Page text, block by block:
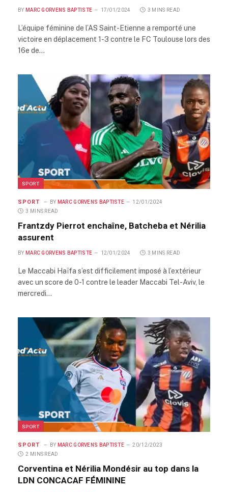
BY MARC GORVENS BAPTISTE 17/01/2024 3 MINS READ
L’équipe féminine de l’AS Saint-Etienne a remporté une
victoire en déplacement 1-3 contre le FC Toulouse lors des
16e de…
SPORT
SPORT BY MARC GORVENS BAPTISTE
12/01/2024
3 MINS READ
Frantzdy Pierrot enchaîne, Batcheba et Nérilia
assurent
BY MARC GORVENS BAPTISTE 12/01/2024 3 MINS READ
Le Maccabi Haïfa s’est difficilement imposé à l’extérieur
avec un score de 0-1 contre le leader Maccabi Tel-Aviv, le
mercredi…
SPORT
SPORT BY MARC GORVENS BAPTISTE
20/12/2023
2 MINS READ
Corventina et Nérilia Mondésir au top dans la
LDN CONCACAF FÉMININE